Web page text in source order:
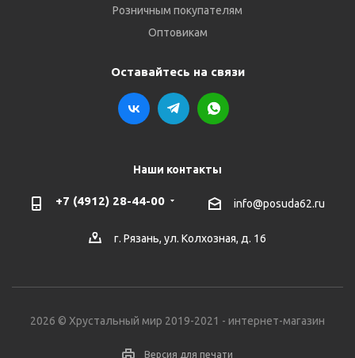
Розничным покупателям
Оптовикам
Оставайтесь на связи
Наши контакты
+7 (4912) 28-44-00 info@posuda62.ru
г. Рязань, ул. Колхозная, д. 16
2026 © Хрустальный мир 2019-2021 - интернет-магазин
Версия для печати